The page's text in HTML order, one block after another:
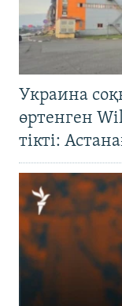
Украина
өртенген
тікті: